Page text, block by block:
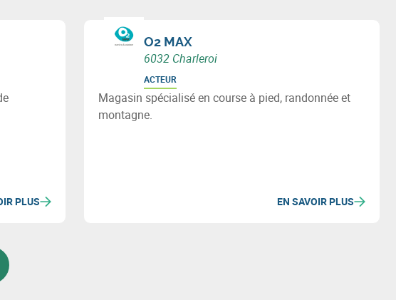
PLUS
O2 MAX
6032 Charleroi
ACTEUR
Magasin spécialisé en course à pied, randonnée et
montagne.
EN SAVOIR PLUS